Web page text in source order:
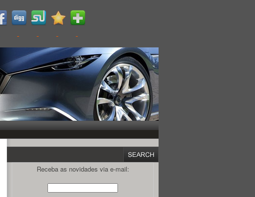
Receba as novidades via e-mail: